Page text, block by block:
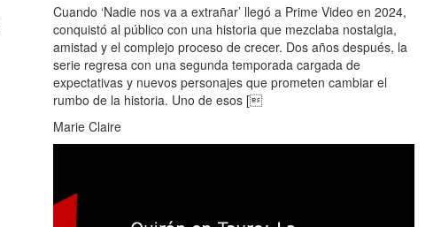
Cuando ‘Nadie nos va a extrañar’ llegó a Prime Video en 2024,
conquistó al público con una historia que mezclaba nostalgia,
amistad y el complejo proceso de crecer. Dos años después, la
serie regresa con una segunda temporada cargada de
expectativas y nuevos personajes que prometen cambiar el
rumbo de la historia. Uno de esos [
Marie Claire